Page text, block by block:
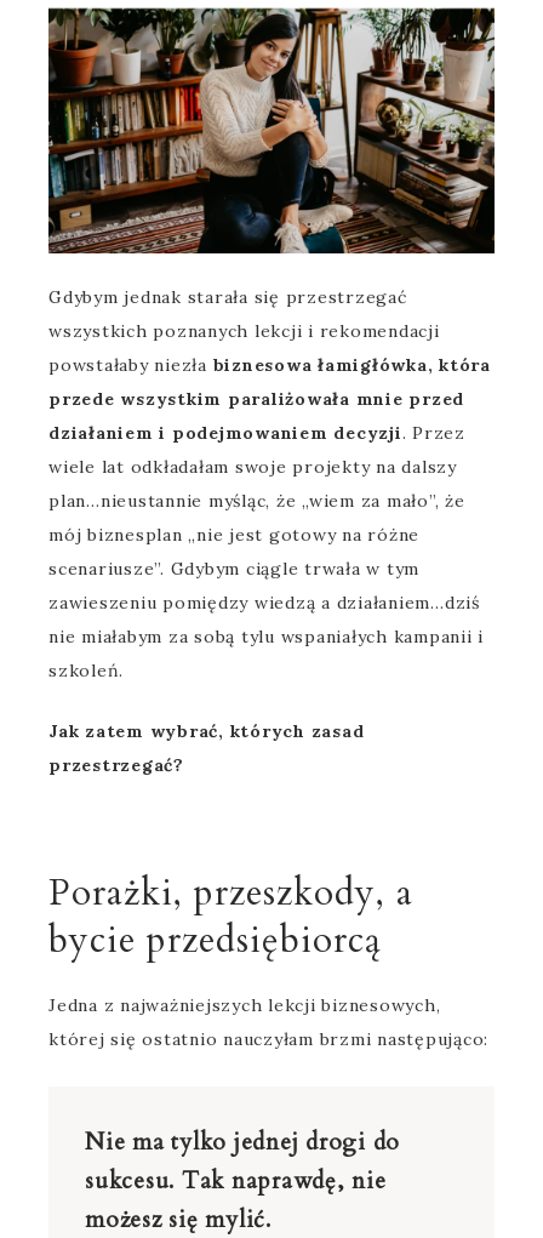
Gdybym jednak starała się przestrzegać
wszystkich poznanych lekcji i rekomendacji
powstałaby niezła biznesowa łamigłówka, która
przede wszystkim paraliżowała mnie przed
działaniem i podejmowaniem decyzji. Przez
wiele lat odkładałam swoje projekty na dalszy
plan…nieustannie myśląc, że „wiem za mało”, że
mój biznesplan „nie jest gotowy na różne
scenariusze”. Gdybym ciągle trwała w tym
zawieszeniu pomiędzy wiedzą a działaniem…dziś
nie miałabym za sobą tylu wspaniałych kampanii i
szkoleń.
Jak zatem wybrać, których zasad
przestrzegać?
Porażki, przeszkody, a
bycie przedsiębiorcą
Jedna z najważniejszych lekcji biznesowych,
której się ostatnio nauczyłam brzmi następująco:
Nie ma tylko jednej drogi do
sukcesu. Tak naprawdę, nie
możesz się mylić.